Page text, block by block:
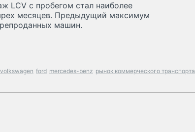
LCV с пробегом стал наиболее
месяцев. Предыдущий максимум
машин.
volkswagen ford mercedes-benz рынок коммерческого транспорта